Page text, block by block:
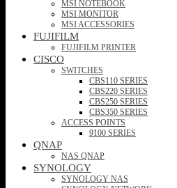
MSI NOTEBOOK
MSI MONITOR
MSI ACCESSORIES
FUJIFILM
FUJIFILM PRINTER
CISCO
SWITCHES
CBS110 SERIES
CBS220 SERIES
CBS250 SERIES
CBS350 SERIES
ACCESS POINTS
9100 SERIES
QNAP
NAS QNAP
SYNOLOGY
SYNOLOGY NAS